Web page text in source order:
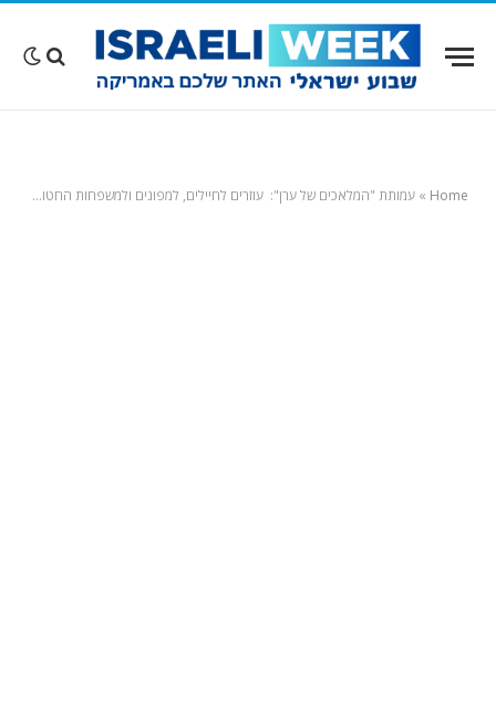
Home
» עמותת "המלאכים של ערן": עוזרים לחיילים, למפונים ולמשפחות החטופים